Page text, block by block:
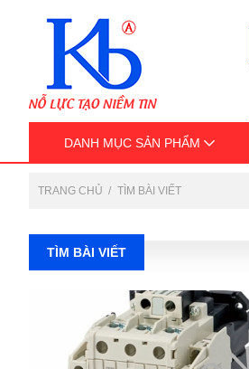
DANH MỤC SẢN PHẨM
TRANG CHỦ TÌM BÀI VIẾT
TÌM BÀI VIẾT